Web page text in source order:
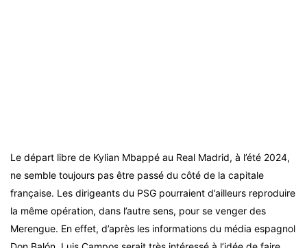
Le départ libre de Kylian Mbappé au Real Madrid, à l’été 2024,
ne semble toujours pas être passé du côté de la capitale
française. Les dirigeants du PSG pourraient d’ailleurs reproduire
la même opération, dans l’autre sens, pour se venger des
Merengue. En effet, d’après les informations du média espagnol